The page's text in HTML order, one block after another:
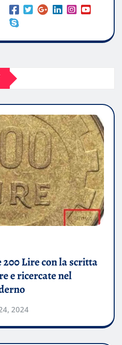
Lire con la scritta
e ricercate nel
2024